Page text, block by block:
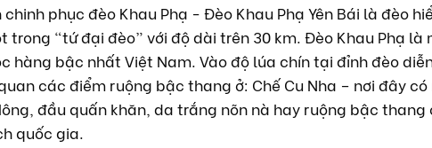
chinh phục đèo Khau Phạ - Đèo Khau Phạ Yên Bái là đèo
trong “tứ đại đèo” với độ dài trên 30 km. Đèo Khau Phạ
hàng bậc nhất Việt Nam. Vào độ lúa chín tại đỉnh đèo
các điểm ruộng bậc thang ở: Chế Cu Nha – nơi đây
đầu quấn khăn, da trắng nõn nà hay ruộng bậc thang
quốc gia.